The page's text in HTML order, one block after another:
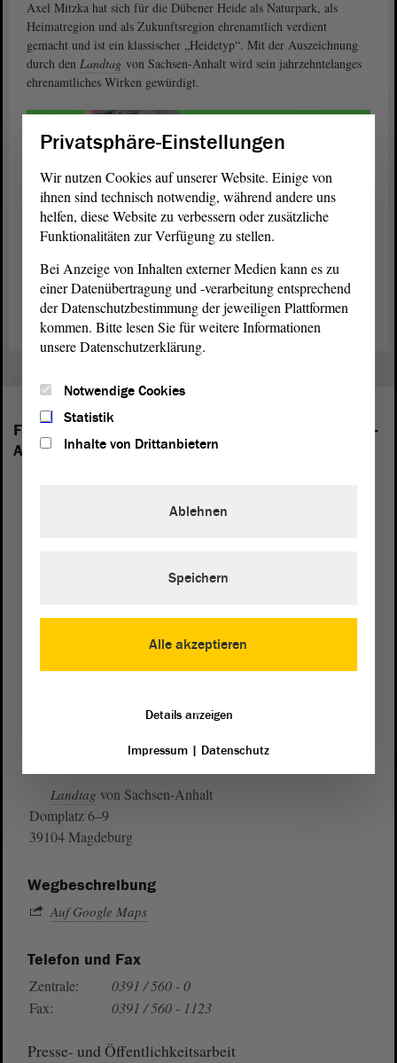
Axel Mitzka hat sich für die Dübener Heide als Naturpark, als
Heimatregion und als Zukunftsregion ehrenamtlich verdient
gemacht und ist ein klassischer „Heidetyp“. Mit der Auszeichnung
durch den Landtag von Sachsen-Anhalt wird sein jahrzehntelanges
ehrenamtliches Wirken gewürdigt.
Folgende Fraktionen sind im Landtag von Sachsen-
Anhalt vertreten:
Landtag von Sachsen-Anhalt
Domplatz 6–9
39104 Magdeburg
Wegbeschreibung
Auf Google Maps
Telefon und Fax
Zentrale:
0391 / 560 - 0
Fax:
0391 / 560 - 1123
Presse- und Öffentlichkeitsarbeit
Privatsphäre-Einstellungen
Wir nutzen Cookies auf unserer Website. Einige von
ihnen sind technisch notwendig, während andere uns
helfen, diese Website zu verbessern oder zusätzliche
Funktionalitäten zur Verfügung zu stellen.
Bei Anzeige von Inhalten externer Medien kann es zu
einer Datenübertragung und -verarbeitung entsprechend
der Datenschutzbestimmung der jeweiligen Plattformen
kommen. Bitte lesen Sie für weitere Informationen
unsere Datenschutzerklärung.
Notwendige Cookies
Statistik
Inhalte von Drittanbietern
Alle akzeptieren
Ablehnen
Speichern
Details anzeigen
Impressum| Datenschutz